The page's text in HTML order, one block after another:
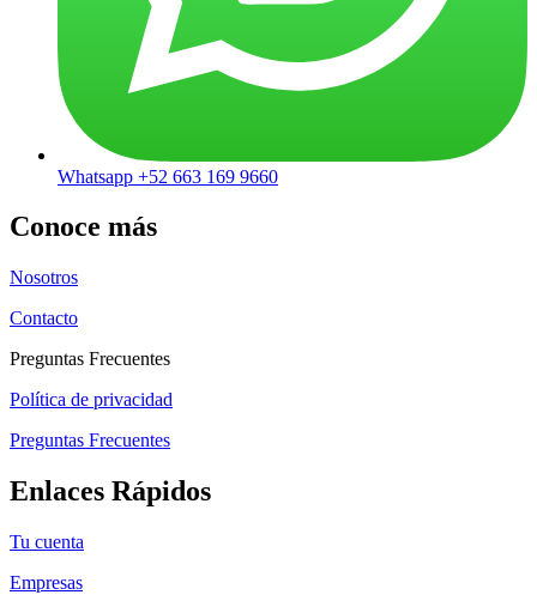
Whatsapp +52 663 169 9660
Conoce más
Nosotros
Contacto
Preguntas Frecuentes
Política de privacidad
Preguntas Frecuentes
Enlaces Rápidos
Tu cuenta
Empresas